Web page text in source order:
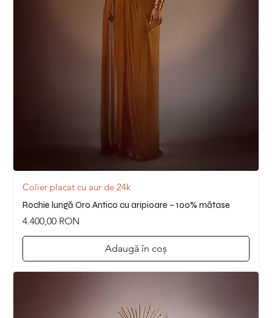
Colier placat cu aur de 24k
Rochie lungă Oro Antico cu aripioare – 100% mătase
Preț
4.400,00 RON
Adaugă în coș